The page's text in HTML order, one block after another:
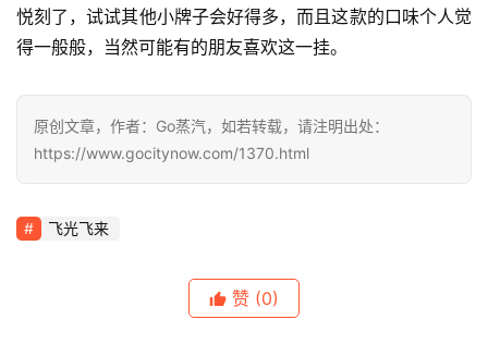
悦刻了，试试其他小牌子会好得多，而且这款的口味个人觉
得一般般，当然可能有的朋友喜欢这一挂。
原创文章，作者：Go蒸汽，如若转载，请注明出处：
https://www.gocitynow.com/1370.html
飞光飞来
赞 (0)